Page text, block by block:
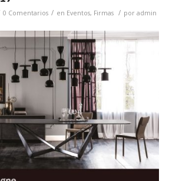
0 Comentarios / en Eventos, Firmas / por admin